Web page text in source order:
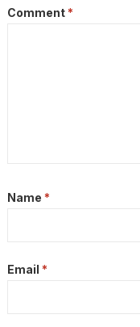
Comment *
Name *
Email *